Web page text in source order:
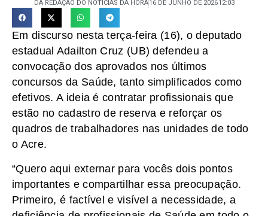
DA REDAÇÃO DO NOTÍCIAS DA HORA16 DE JUNHO DE 202612:03
Em discurso nesta terça-feira (16), o deputado
estadual Adailton Cruz (UB) defendeu a
convocação dos aprovados nos últimos
concursos da Saúde, tanto simplificados como
efetivos. A ideia é contratar profissionais que
estão no cadastro de reserva e reforçar os
quadros de trabalhadores nas unidades de todo
o Acre.
“Quero aqui externar para vocês dois pontos
importantes e compartilhar essa preocupação.
Primeiro, é factível e visível a necessidade, a